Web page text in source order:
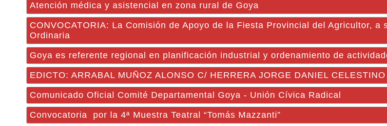
Atención médica y asistencial en zona rural de Goya
CONVOCATORIA: La Comisión de Apoyo de la Fiesta Provincial del Agricultor, a
Ordinaria
Goya es referente regional en planificación industrial y ordenamiento de
EDICTO: ARRABAL MUÑOZ ALONSO C/ HERRERA JORGE DANIEL
Comunicado Oficial Comité Departamental Goya - Unión Cívica Radical
Convocatoria por la 4ª Muestra Teatral “Tomás Mazzanti”